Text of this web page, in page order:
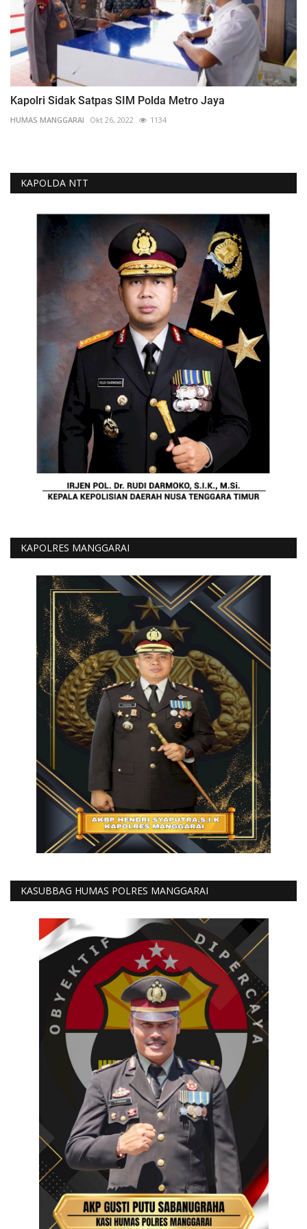
Kapolri Sidak Satpas SIM Polda Metro Jaya
HUMAS MANGGARAI Okt 26, 2022 1134
KAPOLDA NTT
KAPOLRES MANGGARAI
KASUBBAG HUMAS POLRES MANGGARAI